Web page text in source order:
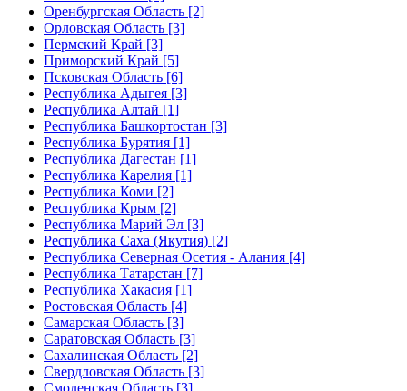
Оренбургская Область [2]
Орловская Область [3]
Пермский Край [3]
Приморский Край [5]
Псковская Область [6]
Республика Адыгея [3]
Республика Алтай [1]
Республика Башкортостан [3]
Республика Бурятия [1]
Республика Дагестан [1]
Республика Карелия [1]
Республика Коми [2]
Республика Крым [2]
Республика Марий Эл [3]
Республика Саха (Якутия) [2]
Республика Северная Осетия - Алания [4]
Республика Татарстан [7]
Республика Хакасия [1]
Ростовская Область [4]
Самарская Область [3]
Саратовская Область [3]
Сахалинская Область [2]
Свердловская Область [3]
Смоленская Область [3]